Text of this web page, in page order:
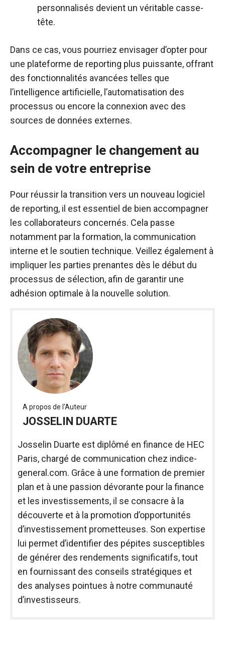
personnalisés devient un véritable casse-
tête.
Dans ce cas, vous pourriez envisager d’opter pour
une plateforme de reporting plus puissante, offrant
des fonctionnalités avancées telles que
l’intelligence artificielle, l’automatisation des
processus ou encore la connexion avec des
sources de données externes.
Accompagner le changement au
sein de votre entreprise
Pour réussir la transition vers un nouveau logiciel
de reporting, il est essentiel de bien accompagner
les collaborateurs concernés. Cela passe
notamment par la formation, la communication
interne et le soutien technique. Veillez également à
impliquer les parties prenantes dès le début du
processus de sélection, afin de garantir une
adhésion optimale à la nouvelle solution.
A propos de l'Auteur
JOSSELIN DUARTE
Josselin Duarte est diplômé en finance de HEC
Paris, chargé de communication chez indice-
general.com. Grâce à une formation de premier
plan et à une passion dévorante pour la finance
et les investissements, il se consacre à la
découverte et à la promotion d’opportunités
d’investissement prometteuses. Son expertise
lui permet d’identifier des pépites susceptibles
de générer des rendements significatifs, tout
en fournissant des conseils stratégiques et
des analyses pointues à notre communauté
d’investisseurs.